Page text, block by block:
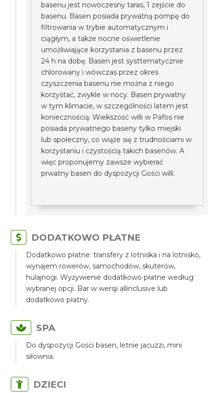
basenu jest nowoczesny taras, 1 zejście do
basenu. Basen posiada prywatną pompę do
filtrowania w trybie automatycznym i
ciągłym, a także nocne oświetlenie
umożliwiające korzystania z basenu przez
24 h na dobę. Basen jest systtematycznie
chlorowany i wówczas przez okres
czyszczenia basenu nie można z niego
korzystać, zwykle w nocy. Basen prywatny
w tym klimacie, w szczególności latem jest
koniecznością. Wiekszość willi w Pafos nie
posiada prywatnego baseny tylko miejski
lub społeczny, co wiąże się z trudnościami w
korzystaniu i czystością takich basenów. A
więc proponujemy zawsze wybierać
prwatny basen do dyspozycji Gości willi.
DODATKOWO PŁATNE
Dodatkowo płatne: transfery z lotniska i na lotnisko,
wynajem rowerów, samochodów, skuterów,
hulajnogi. Wyżywienie dodatkowo płatne według
wybranej opcji. Bar w wersji allinclusive lub
dodatkowo płatny.
SPA
Do dyspozycji Gości basen, letnie jacuzzi, mini
siłownia.
DZIECI